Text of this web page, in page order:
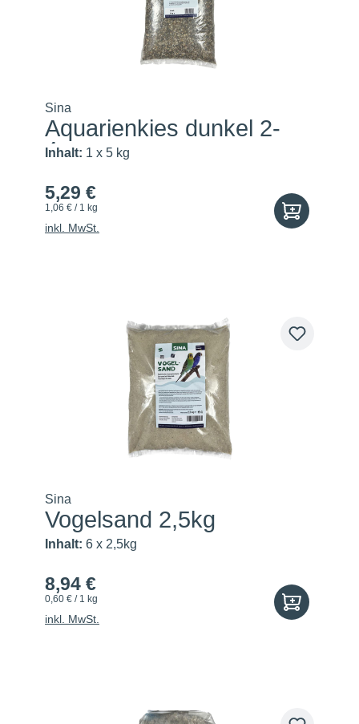
Sina
Aquarienkies dunkel 2-
4mm
Inhalt: 1 x 5 kg
5,29 €
1,06 € / 1 kg
inkl. MwSt.
Sina
Vogelsand 2,5kg
Inhalt: 6 x 2,5kg
8,94 €
0,60 € / 1 kg
inkl. MwSt.